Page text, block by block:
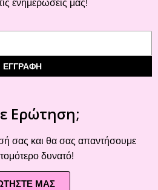
ενημερώσεις μας!
ΕΓΓΡΑΦΗ
Ερώτηση;
σας και θα σας απαντήσουμε
δυνατό!
ΜΑΣ